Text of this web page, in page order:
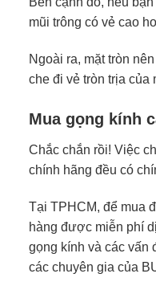
mũi trông có vẻ cao
Ngoài ra, mặt tròn
che đi vẻ tròn trịa của
Mua gọng kính
Chắc chắn rồi! Việc
chính hãng đều có
Tại TPHCM, để mua
hàng được miễn phí
gọng kính và các vấn
các chuyên gia của